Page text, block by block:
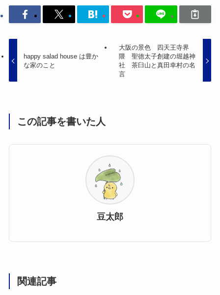
happy salad house は豊か
な家のこと
大阪の景色 四天王寺界
隈 聖徳太子創建の堀越神
社 茶臼山と真田幸村の名
言
この記事を書いた人
豆太郎
関連記事